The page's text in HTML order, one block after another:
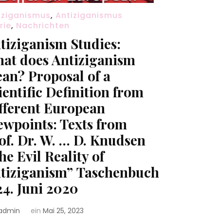
, Antiziganismus
, Nachrichten
Studies:
does Antiziganism
Proposal of a
Definition from
European
Texts from
Dr. W. … D. Knudsen
Evil Reality of
Taschenbuch
Juni 2020
ein Mai 25, 2023